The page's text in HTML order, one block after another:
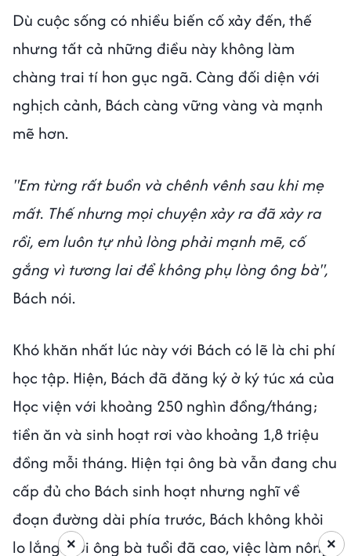
Dù cuộc sống có nhiều biến cố xảy đến, thế
nhưng tất cả những điều này không làm
chàng trai tí hon gục ngã. Càng đối diện với
nghịch cảnh, Bách càng vững vàng và mạnh
mẽ hơn.
"Em từng rất buồn và chênh vênh sau khi mẹ
mất. Thế nhưng mọi chuyện xảy ra đã xảy ra
rồi, em luôn tự nhủ lòng phải mạnh mẽ, cố
gắng vì tương lai để không phụ lòng ông bà",
Bách nói.
Khó khăn nhất lúc này với Bách có lẽ là chi phí
học tập. Hiện, Bách đã đăng ký ở ký túc xá của
Học viện với khoảng 250 nghìn đồng/tháng;
tiền ăn và sinh hoạt rơi vào khoảng 1,8 triệu
đồng mỗi tháng. Hiện tại ông bà vẫn đang chu
cấp đủ cho Bách sinh hoạt nhưng nghĩ về
đoạn đường dài phía trước, Bách không khỏi
lo lắng. Bởi ông bà tuổi đã cao, việc làm nông×
×